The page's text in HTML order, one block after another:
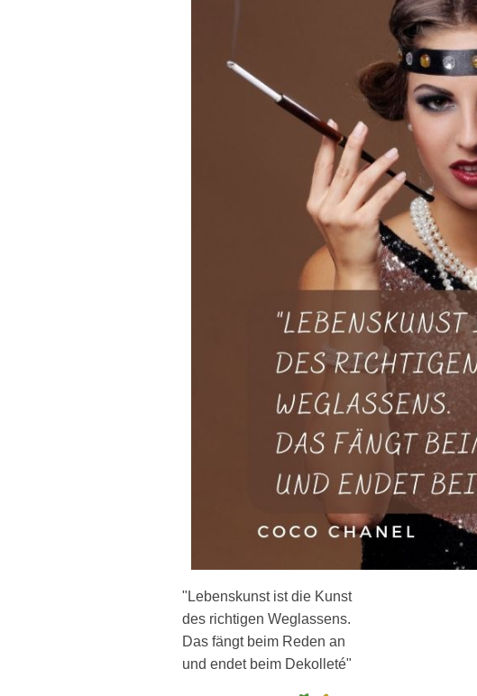
"Lebenskunst ist die Kunst
des richtigen Weglassens.
Das fängt beim Reden an
und endet beim Dekolleté"